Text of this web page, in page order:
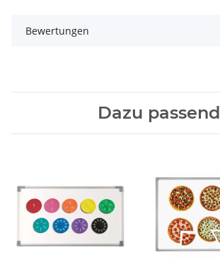
Bewertungen
Dazu passend